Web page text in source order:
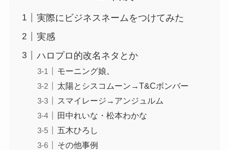
実際にビジネスネームをつけてみた
実感
ハロプロ的改名ネタとか
モーニング娘。
太陽とシスコムーン→T&Cボンバー
スマイレージ→アンジュルム
田中れいな・松本わかな
五木ひろし
その他事例